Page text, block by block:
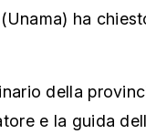
ha
della
e la guida